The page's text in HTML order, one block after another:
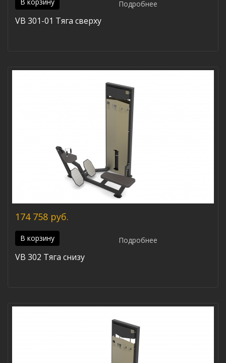
В корзину Подробнее
VB 301-01 Тяга сверху
174 758 руб.
В корзину Подробнее
VB 302 Тяга снизу